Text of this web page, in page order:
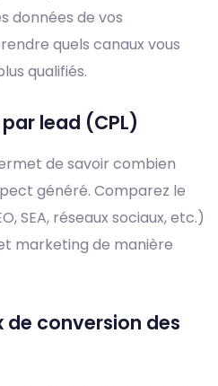
données de vos
quels canaux vous
qualifiés.
lead (CPL)
de savoir combien
généré. Comparez le
SEA, réseaux sociaux, etc.)
marketing de manière
de conversion des